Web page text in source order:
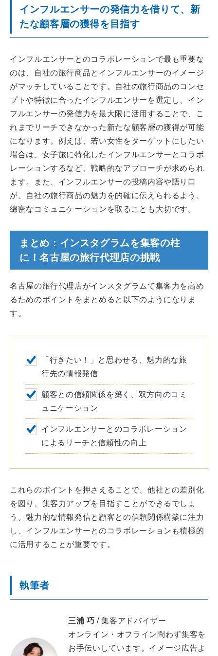
インフルエンサーの発信力を借りて、新
たな顧客層の獲得を目指す
インフルエンサーとのコラボレーションで最も重要な
のは、自社の旅行商品とインフルエンサーのイメージ
がマッチしていることです。自社の旅行商品のコンセ
プトや特徴に合ったインフルエンサーを選定し、イン
フルエンサーの発信力を最大限に活用することで、こ
れまでリーチできなかった新たな顧客層の獲得が可能
になります。例えば、若い女性をターゲットにしたい
場合は、女子旅に特化したインフルエンサーとコラボ
レーションするなど、戦略的なアプローチが求められ
ます。また、インフルエンサーの投稿内容や語り口
が、自社の旅行商品の魅力を的確に伝えられるよう、
綿密なコミュニケーションを取ることも大切です。
まとめ：インスタグラムを集客の柱
に！名古屋の旅行代理店の挑戦
名古屋の旅行代理店がインスタグラムで集客力を高め
るためのポイントをまとめると以下のようになりま
す。
「行きたい！」と思わせる、魅力的な旅
行先の情報発信
顧客との信頼関係を築く、双方向のコミ
ュニケーション
インフルエンサーとのコラボレーション
によるリーチと信頼性の向上
これらのポイントを押さえることで、他社との差別化
を図り、集客力アップを目指すことができるでしょ
う。魅力的な情報発信と顧客との信頼関係構築に注力
し、インフルエンサーとのコラボレーションも積極的
に活用することが重要です。
執筆者
三浦 巧 / 集客アドバイザー
オンライン・オフライン問わず集客を
お手伝いしています。イメージ広告よ